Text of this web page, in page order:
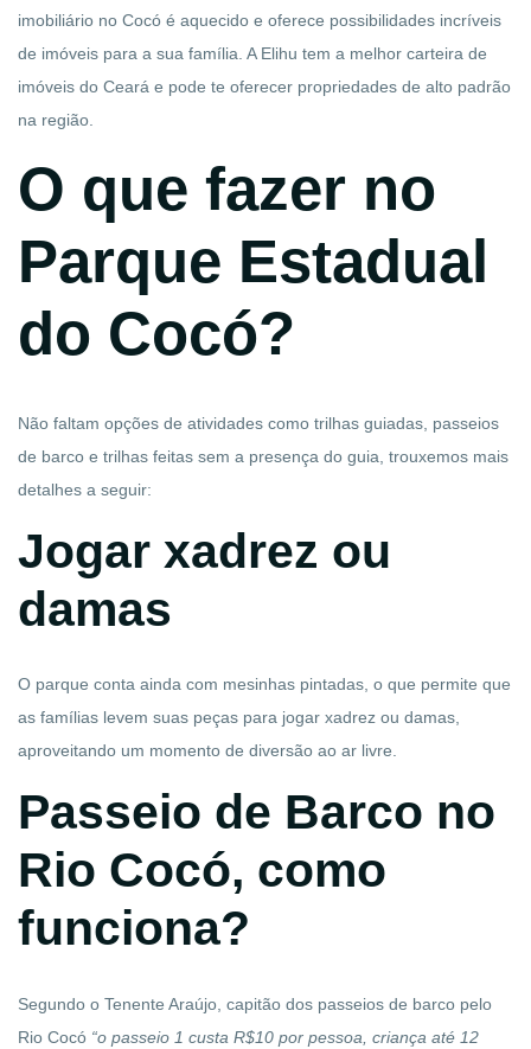
imobiliário no Cocó é aquecido e oferece possibilidades incríveis
de imóveis para a sua família. A Elihu tem a melhor carteira de
imóveis do Ceará e pode te oferecer propriedades de alto padrão
na região.
O que fazer no
Parque Estadual
do Cocó?
Não faltam opções de atividades como trilhas guiadas, passeios
de barco e trilhas feitas sem a presença do guia, trouxemos mais
detalhes a seguir:
Jogar xadrez ou
damas
O parque conta ainda com mesinhas pintadas, o que permite que
as famílias levem suas peças para jogar xadrez ou damas,
aproveitando um momento de diversão ao ar livre.
Passeio de Barco no
Rio Cocó, como
funciona?
Segundo o Tenente Araújo, capitão dos passeios de barco pelo
Rio Cocó “o passeio 1 custa R$10 por pessoa, criança até 12